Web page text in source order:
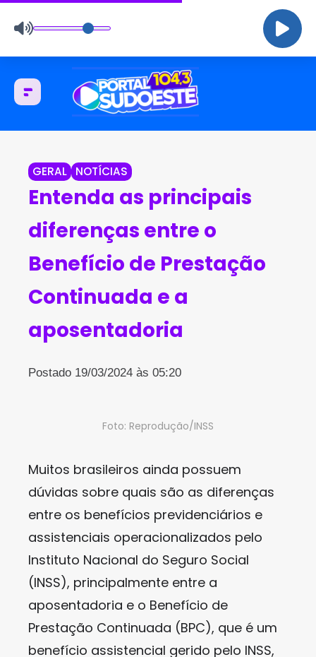
GERAL NOTÍCIAS
Entenda as principais
diferenças entre o
Benefício de Prestação
Continuada e a
aposentadoria
Postado 19/03/2024 às 05:20
Foto: Reprodução/INSS
Muitos brasileiros ainda possuem
dúvidas sobre quais são as diferenças
entre os benefícios previdenciários e
assistenciais operacionalizados pelo
Instituto Nacional do Seguro Social
(INSS), principalmente entre a
aposentadoria e o Benefício de
Prestação Continuada (BPC), que é um
benefício assistencial gerido pelo INSS,